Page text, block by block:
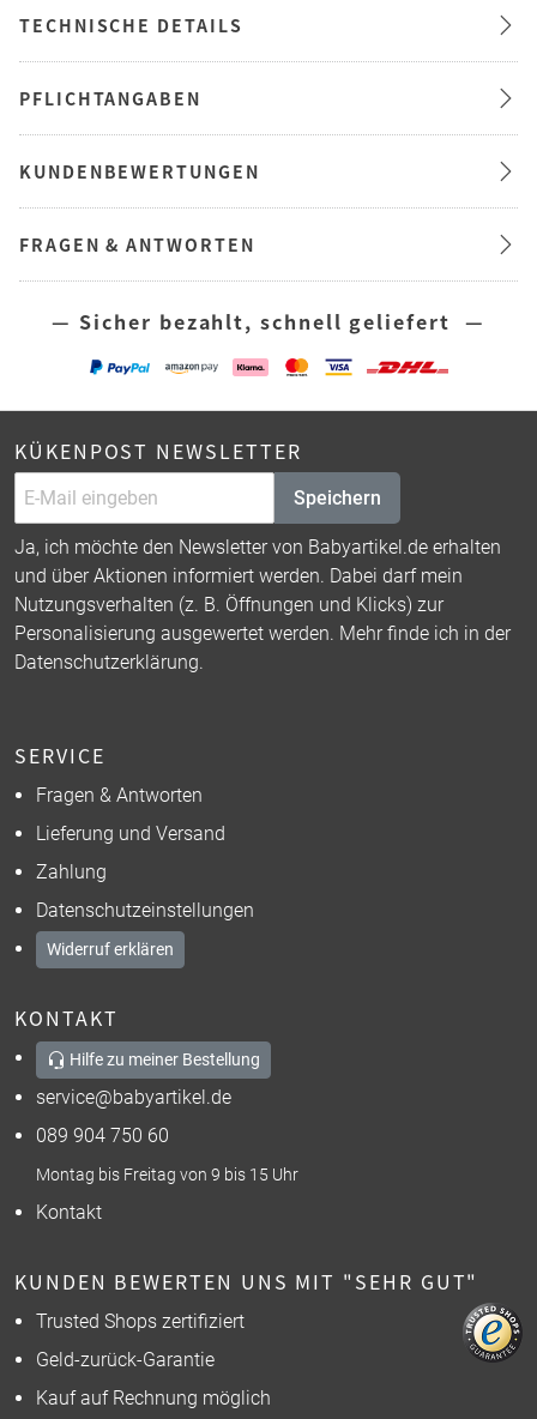
TECHNISCHE DETAILS
PFLICHTANGABEN
KUNDENBEWERTUNGEN
FRAGEN & ANTWORTEN
— Sicher bezahlt, schnell geliefert —
KÜKENPOST NEWSLETTER
Speichern
Ja, ich möchte den Newsletter von Babyartikel.de erhalten
und über Aktionen informiert werden. Dabei darf mein
Nutzungsverhalten (z. B. Öffnungen und Klicks) zur
Personalisierung ausgewertet werden. Mehr finde ich in der
Datenschutzerklärung.
SERVICE
Fragen & Antworten
Lieferung und Versand
Zahlung
Datenschutzeinstellungen
Widerruf erklären
KONTAKT
Hilfe zu meiner Bestellung
service@babyartikel.de
089 904 750 60
Montag bis Freitag von 9 bis 15 Uhr
Kontakt
KUNDEN BEWERTEN UNS MIT "SEHR GUT"
Trusted Shops zertifiziert
Geld-zurück-Garantie
Kauf auf Rechnung möglich